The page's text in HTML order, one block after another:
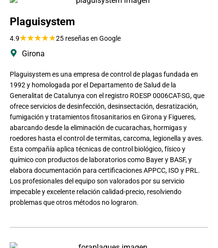
Plaguisystem
4.9★★★★★25 reseñas en Google
Girona
Plaguisystem es una empresa de control de plagas fundada en
1992 y homologada por el Departamento de Salud de la
Generalitat de Catalunya con el registro ROESP 0006CAT-SG, que
ofrece servicios de desinfección, desinsectación, desratización,
fumigación y tratamientos fitosanitarios en Girona y Figueres,
abarcando desde la eliminación de cucarachas, hormigas y
roedores hasta el control de termitas, carcoma, legionella y aves.
Esta compañía aplica técnicas de control biológico, físico y
químico con productos de laboratorios como Bayer y BASF, y
elabora documentación para certificaciones APPCC, ISO y PRL.
Los profesionales del equipo son valorados por su servicio
impecable y excelente relación calidad-precio, resolviendo
problemas que otros métodos no lograron.